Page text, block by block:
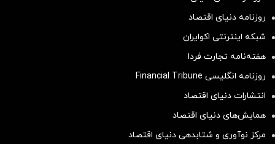
روزنامه دنیای اقتصاد
شبکه اینترنتی اکوایران
هفته‌نامه تجارت فردا
روزنامه انگلیسی Financial Tribune
انتشارات دنیای اقتصاد
همایش‌های دنیای اقتصاد
مرکز نوآوری و شتابدهی دنیای اقتصاد